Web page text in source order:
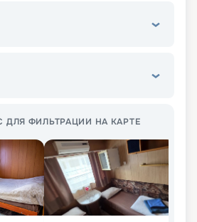
ДЛЯ ФИЛЬТРАЦИИ НА КАРТЕ